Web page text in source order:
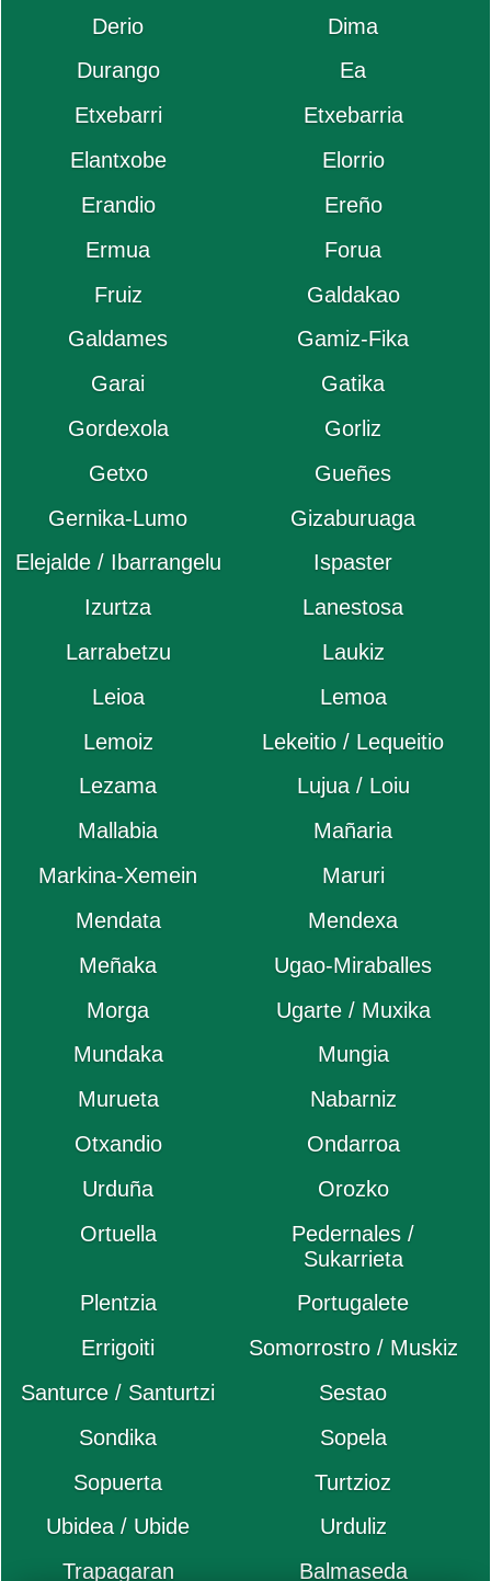
Derio
Dima
Durango
Ea
Etxebarri
Etxebarria
Elantxobe
Elorrio
Erandio
Ereño
Ermua
Forua
Fruiz
Galdakao
Galdames
Gamiz-Fika
Garai
Gatika
Gordexola
Gorliz
Getxo
Gueñes
Gernika-Lumo
Gizaburuaga
Elejalde / Ibarrangelu
Ispaster
Izurtza
Lanestosa
Larrabetzu
Laukiz
Leioa
Lemoa
Lemoiz
Lekeitio / Lequeitio
Lezama
Lujua / Loiu
Mallabia
Mañaria
Markina-Xemein
Maruri
Mendata
Mendexa
Meñaka
Ugao-Miraballes
Morga
Ugarte / Muxika
Mundaka
Mungia
Murueta
Nabarniz
Otxandio
Ondarroa
Urduña
Orozko
Ortuella
Pedernales /
Sukarrieta
Plentzia
Portugalete
Errigoiti
Somorrostro / Muskiz
Santurce / Santurtzi
Sestao
Sondika
Sopela
Sopuerta
Turtzioz
Ubidea / Ubide
Urduliz
Trapagaran
Balmaseda